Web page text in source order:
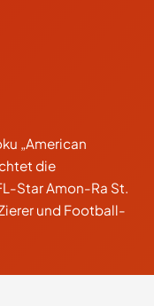
„American
die
Star Amon-Ra St.
und Football-